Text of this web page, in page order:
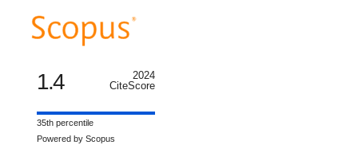
1.4
2024
CiteScore
35th percentile
Powered by Scopus